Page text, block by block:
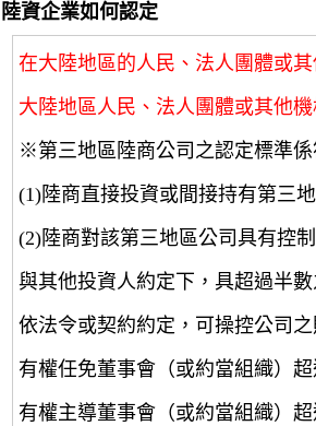
陸資企業如何認定
在大陸地區的人民、法人團體或其
大陸地區人民、法人團體或其他
※第三地區陸商公司之認定標準係
(1)陸商直接投資或間接持有第三
(2)陸商對該第三地區公司具有控
與其他投資人約定下，具超過半
依法令或契約約定，可操控公司
有權任免董事會（或約當組織）
有權主導董事會（或約當組織）